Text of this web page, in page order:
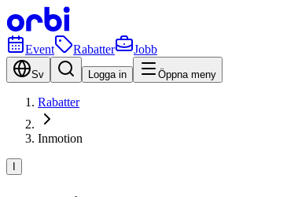
Event Rabatter Jobb
Sv Logga in Öppna meny
Rabatter
Inmotion